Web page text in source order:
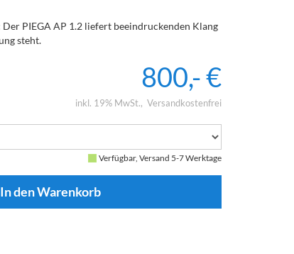
PIEGA AP 1.2 liefert beeindruckenden Klang
steht.
800,- €
inkl. 19% MwSt. Versandkostenfrei
Verfügbar, Versand 5-7 Werktage